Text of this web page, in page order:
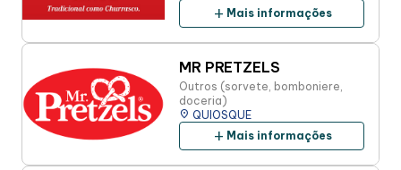
add Mais informações
MR PRETZELS
Outros (sorvete, bomboniere,
doceria)
place QUIOSQUE
add Mais informações